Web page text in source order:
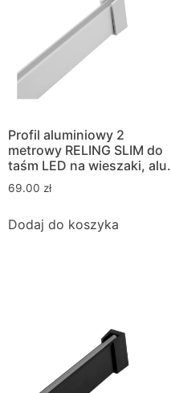
Profil aluminiowy 2
metrowy RELING SLIM do
taśm LED na wieszaki, alu.
69.00 zł
Dodaj do koszyka